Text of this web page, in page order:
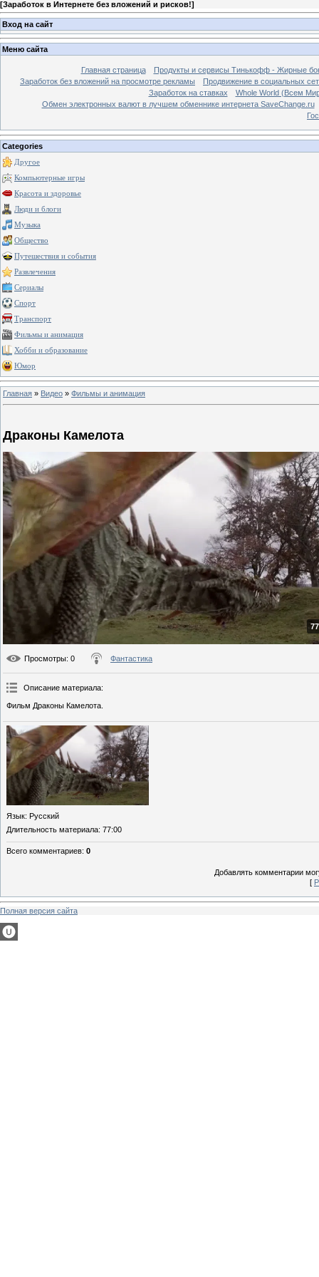
[Заработок в Интернете без вложений и рисков!]
Вход на сайт
Меню сайта
Главная страница
Продукты и сервисы Тинькофф - Жирные
Заработок без вложений на просмотре рекламы
Продвижение в социальных
Заработок на ставках
Whole World (Всем
Обмен электронных валют в лучшем обменнике интернета SaveChange.ru
Categories
Другое
Компьютерные игры
Красота и здоровье
Люди и блоги
Музыка
Общество
Путешествия и события
Развлечения
Сериалы
Спорт
Транспорт
Фильмы и анимация
Хобби и образование
Юмор
Главная » Видео » Фильмы и анимация
Драконы Камелота
Просмотры: 0 Фантастика
Описание материала:
Фильм Драконы Камелота.
Язык: Русский
Длительность материала: 77:00
Всего комментариев: 0
Добавлять комментарии
[
Полная версия сайта